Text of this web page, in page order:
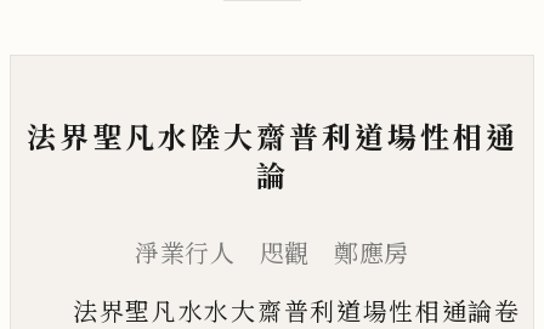
法界聖凡水陸大齋普利道場性相通
論
淨業行人 咫觀 鄭應房
法界聖凡水水大齋普利道場性相通論卷